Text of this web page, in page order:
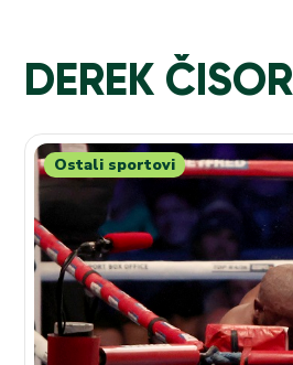
DEREK
Ostali sportovi